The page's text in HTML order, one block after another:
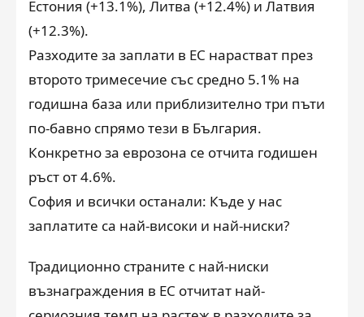
Естония (+13.1%), Литва (+12.4%) и Латвия
(+12.3%).
Разходите за заплати в ЕС нарастват през
второто тримесечие със средно 5.1% на
годишна база или приблизително три пъти
по-бавно спрямо тези в България.
Конкретно за еврозона се отчита годишен
ръст от 4.6%.
София и всички останали: Къде у нас
заплатите са най-високи и най-ниски?
Традиционно страните с най-ниски
възнаграждения в ЕС отчитат най-